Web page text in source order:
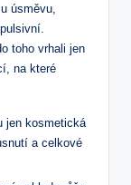
úsměvu,
toho vrhali jen
na které
jen kosmetická
a celkové